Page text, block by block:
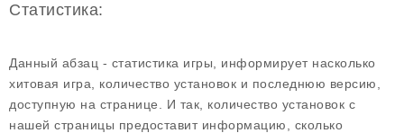
Статистика:
Данный абзац - статистика игры, информирует насколько
хитовая игра, количество установок и последнюю версию,
доступную на странице. И так, количество установок с
нашей страницы предоставит информацию, сколько